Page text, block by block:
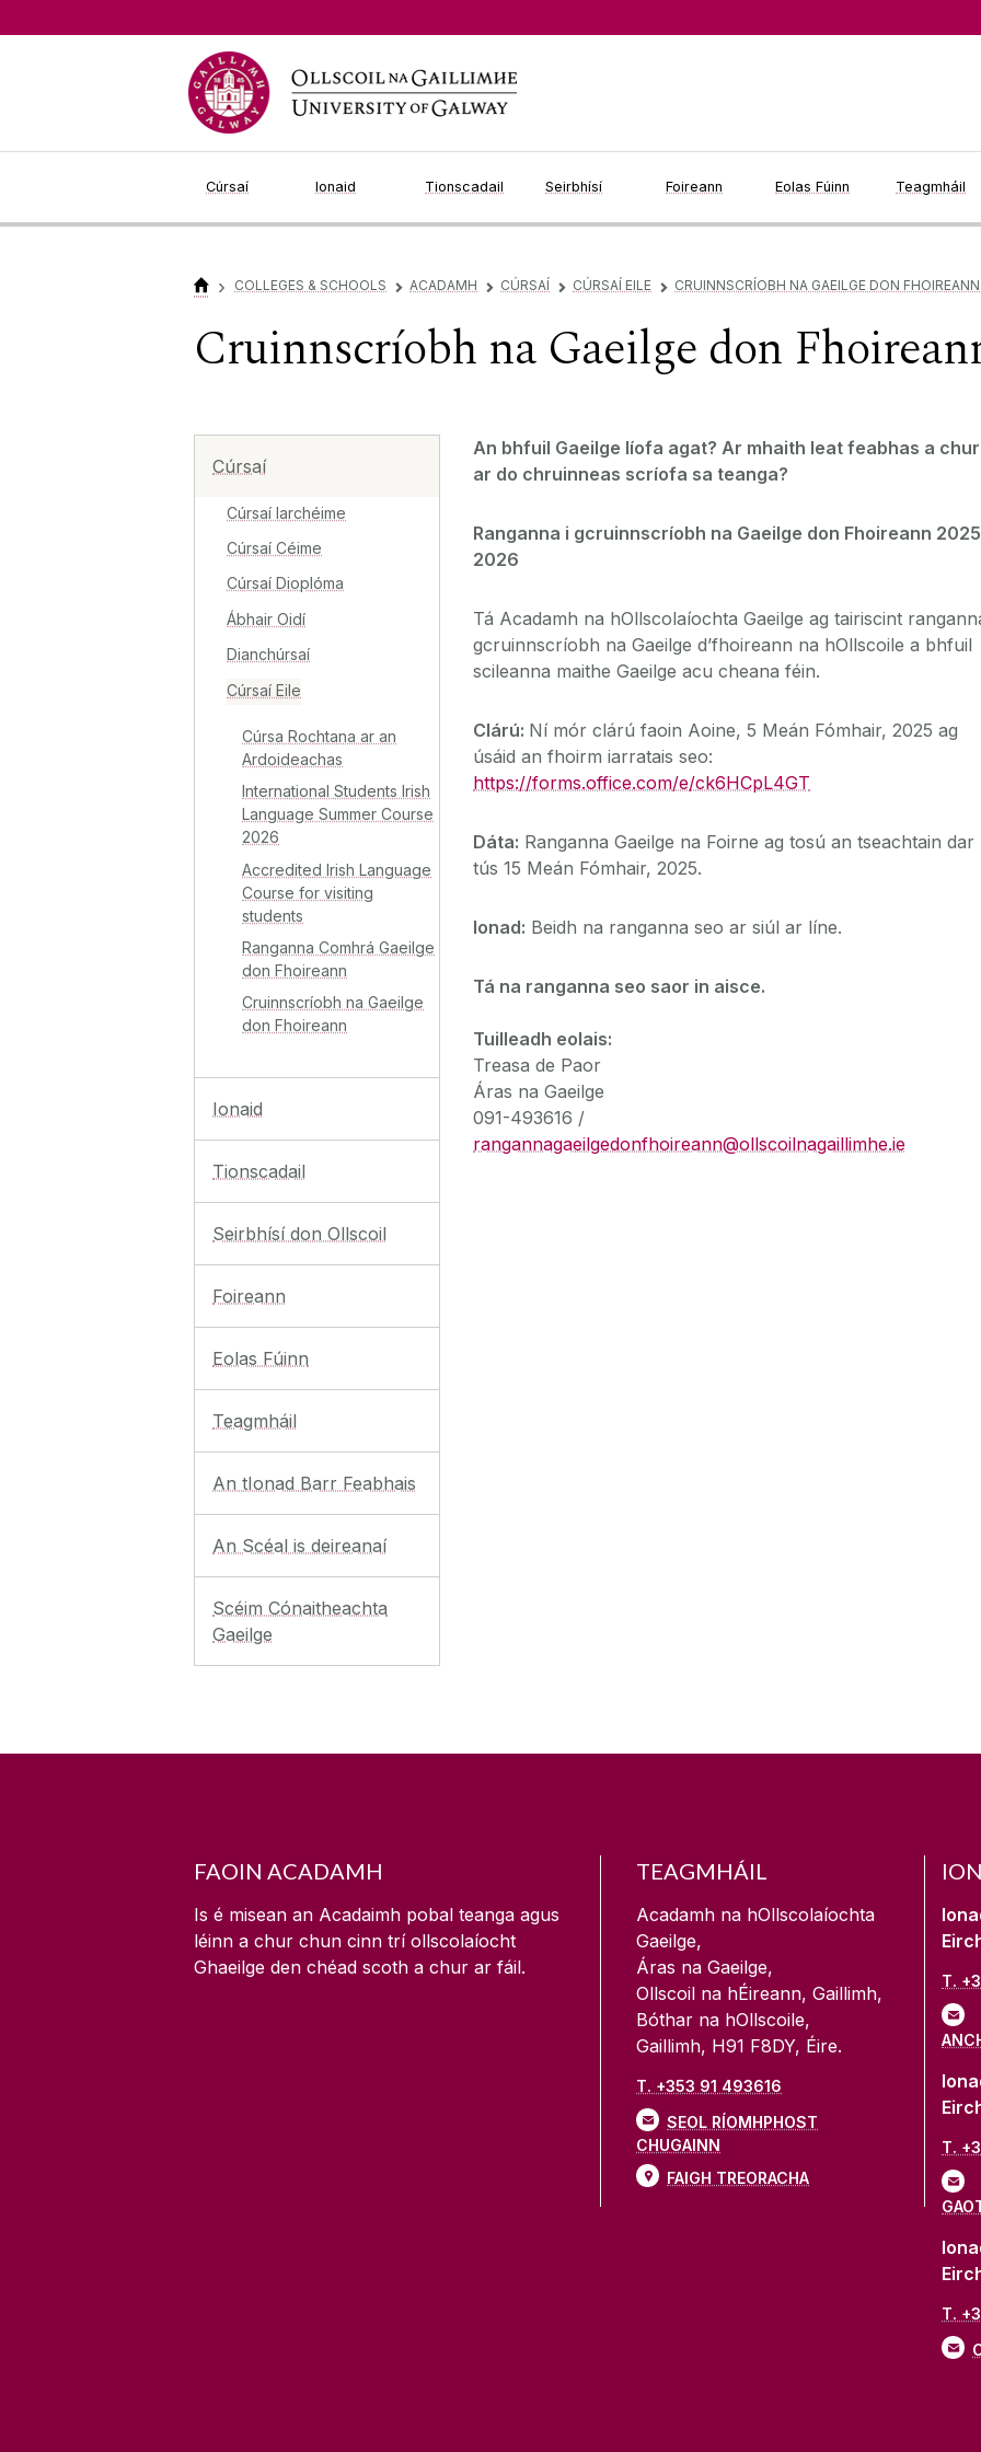
Cúrsaí Ionaid Tionscadail Seirbhísí Foireann Eolas Fúinn Teagmháil
› COLLEGES & SCHOOLS ▻ ACADAMH ▻ CÚRSAÍ ▻ CÚRSAÍ EILE ▻ CRUINNSCRÍOBH NA GAEILGE DON FHOIREANN
Cruinnscríobh na Gaeilge don
Cúrsaí
Cúrsaí Iarchéime
Cúrsaí Céime
Cúrsaí Dioplóma
Ábhair Oidí
Dianchúrsaí
Cúrsaí Eile
Cúrsa Rochtana ar an
Ardoideachas
International Students Irish
Language Summer Course
2026
Accredited Irish Language
Course for visiting
students
Ranganna Comhrá Gaeilge
don Fhoireann
Cruinnscríobh na Gaeilge
don Fhoireann
Ionaid
Tionscadail
Seirbhísí don Ollscoil
Foireann
Eolas Fúinn
Teagmháil
An tIonad Barr Feabhais
An Scéal is deireanaí
Scéim Cónaitheachta
Gaeilge
An bhfuil Gaeilge líofa agat? Ar mhaith leat feabhas a chur
ar do chruinneas scríofa sa teanga?
Ranganna i gcruinnscríobh na Gaeilge don Fhoireann
2026
Tá Acadamh na hOllscolaíochta Gaeilge ag tairiscint
gcruinnscríobh na Gaeilge d’fhoireann na hOllscoile a bhfuil
scileanna maithe Gaeilge acu cheana féin.
Clárú: Ní mór clárú faoin Aoine, 5 Meán Fómhair, 2025 ag
úsáid an fhoirm iarratais seo:
https://forms.office.com/e/ck6HCpL4GT
Dáta: Ranganna Gaeilge na Foirne ag tosú an tseachtain dar
tús 15 Meán Fómhair, 2025.
Ionad: Beidh na ranganna seo ar siúl ar líne.
Tá na ranganna seo saor in aisce.
Tuilleadh eolais:
Treasa de Paor
Áras na Gaeilge
091-493616 /
rangannagaeilgedonfhoireann@ollscoilnagaillimhe.ie
FAOIN ACADAMH
Is é misean an Acadaimh pobal teanga agus
léinn a chur chun cinn trí ollscolaíocht
Ghaeilge den chéad scoth a chur ar fáil.
TEAGMHÁIL
Acadamh na hOllscolaíochta
Gaeilge,
Áras na Gaeilge,
Ollscoil na hÉireann, Gaillimh,
Bóthar na hOllscoile,
Gaillimh, H91 F8DY, Éire.
T. +353 91 493616
SEOL RÍOMHPHOST
CHUGAINN
FAIGH TREORACHA
T.
T.
T.